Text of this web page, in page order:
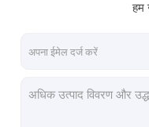
प्रोजेक्टर पोलारिज़र फ़िल्टर
हम